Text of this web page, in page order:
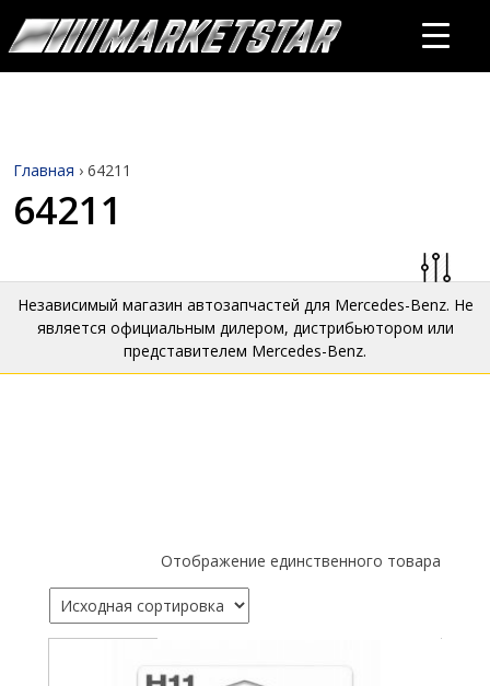
Главная › 64211
64211
Независимый магазин автозапчастей для Mercedes-Benz. Не
является официальным дилером, дистрибьютором или
представителем Mercedes-Benz.
Отображение единственного товара